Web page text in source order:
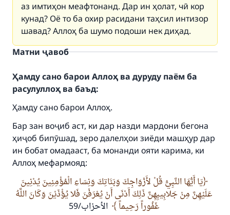
аз имтиҳон меафтонанд. Дар ин ҳолат, чӣ кор
кунад? Оё то ба охир расидани таҳсил интизор
шавад? Аллоҳ ба шумо подоши нек диҳад.
Матни ҷавоб
Ҳамду сано барои Аллоҳ ва дуруду паём ба
расулуллоҳ ва баъд:
Ҳамду сано барои Аллоҳ.
Бар зан воҷиб аст, ки дар назди мардони бегона
ҳиҷоб бипӯшад, зеро далелҳои зиёди машҳур дар
ин бобат омадааст, ба монанди ояти карима, ки
Аллоҳ мефармояд:
يَا أَيُّهَا النَّبِيُّ قُلْ لأَزْوَاجِكَ وَبَنَاتِكَ وَنِسَاءِ الْمُؤْمِنِينَ يُدْنِينَ
عَلَيْهِنَّ مِنْ جَلابِيبِهِنَّ ذَلِكَ أَدْنَى أَنْ يُعْرَفْنَ فَلا يُؤْذَيْنَ وَكَانَ اللَّهُ
غَفُوراً رَحِيماً
الأحزاب/59